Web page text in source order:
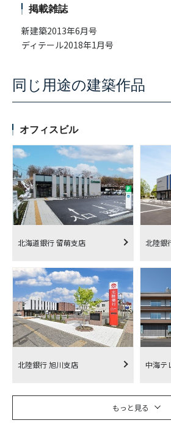
掲載雑誌
新建築2013年6月号
ディテール2018年1月号
同じ用途の建築作品
オフィスビル
北海道銀行 留萌支店 北陸銀
北陸銀行 旭川支店 中海テ
もっと見る